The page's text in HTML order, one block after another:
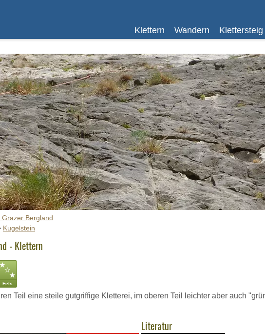
Klettern Wandern Klettersteig
Bergland
Kugelstein
- Klettern
Fels
Teil eine steile gutgriffige Kletterei, im oberen Teil leichter aber auch
Literatur